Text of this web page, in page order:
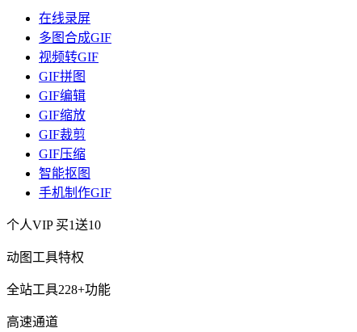
在线录屏
多图合成GIF
视频转GIF
GIF拼图
GIF编辑
GIF缩放
GIF裁剪
GIF压缩
智能抠图
手机制作GIF
个人VIP 买1送10
动图工具特权
全站工具228+功能
高速通道